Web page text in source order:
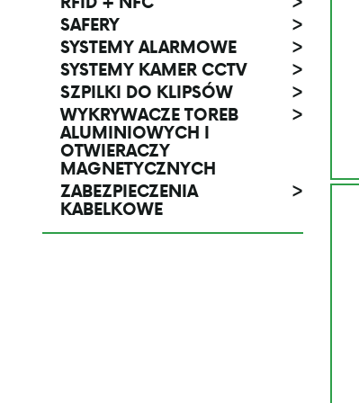
SAFERY
>
SYSTEMY ALARMOWE
>
SYSTEMY KAMER CCTV
>
SZPILKI DO KLIPSÓW
>
WYKRYWACZE TOREB
ALUMINIOWYCH I
OTWIERACZY
MAGNETYCZNYCH
>
ZABEZPIECZENIA
KABELKOWE
>